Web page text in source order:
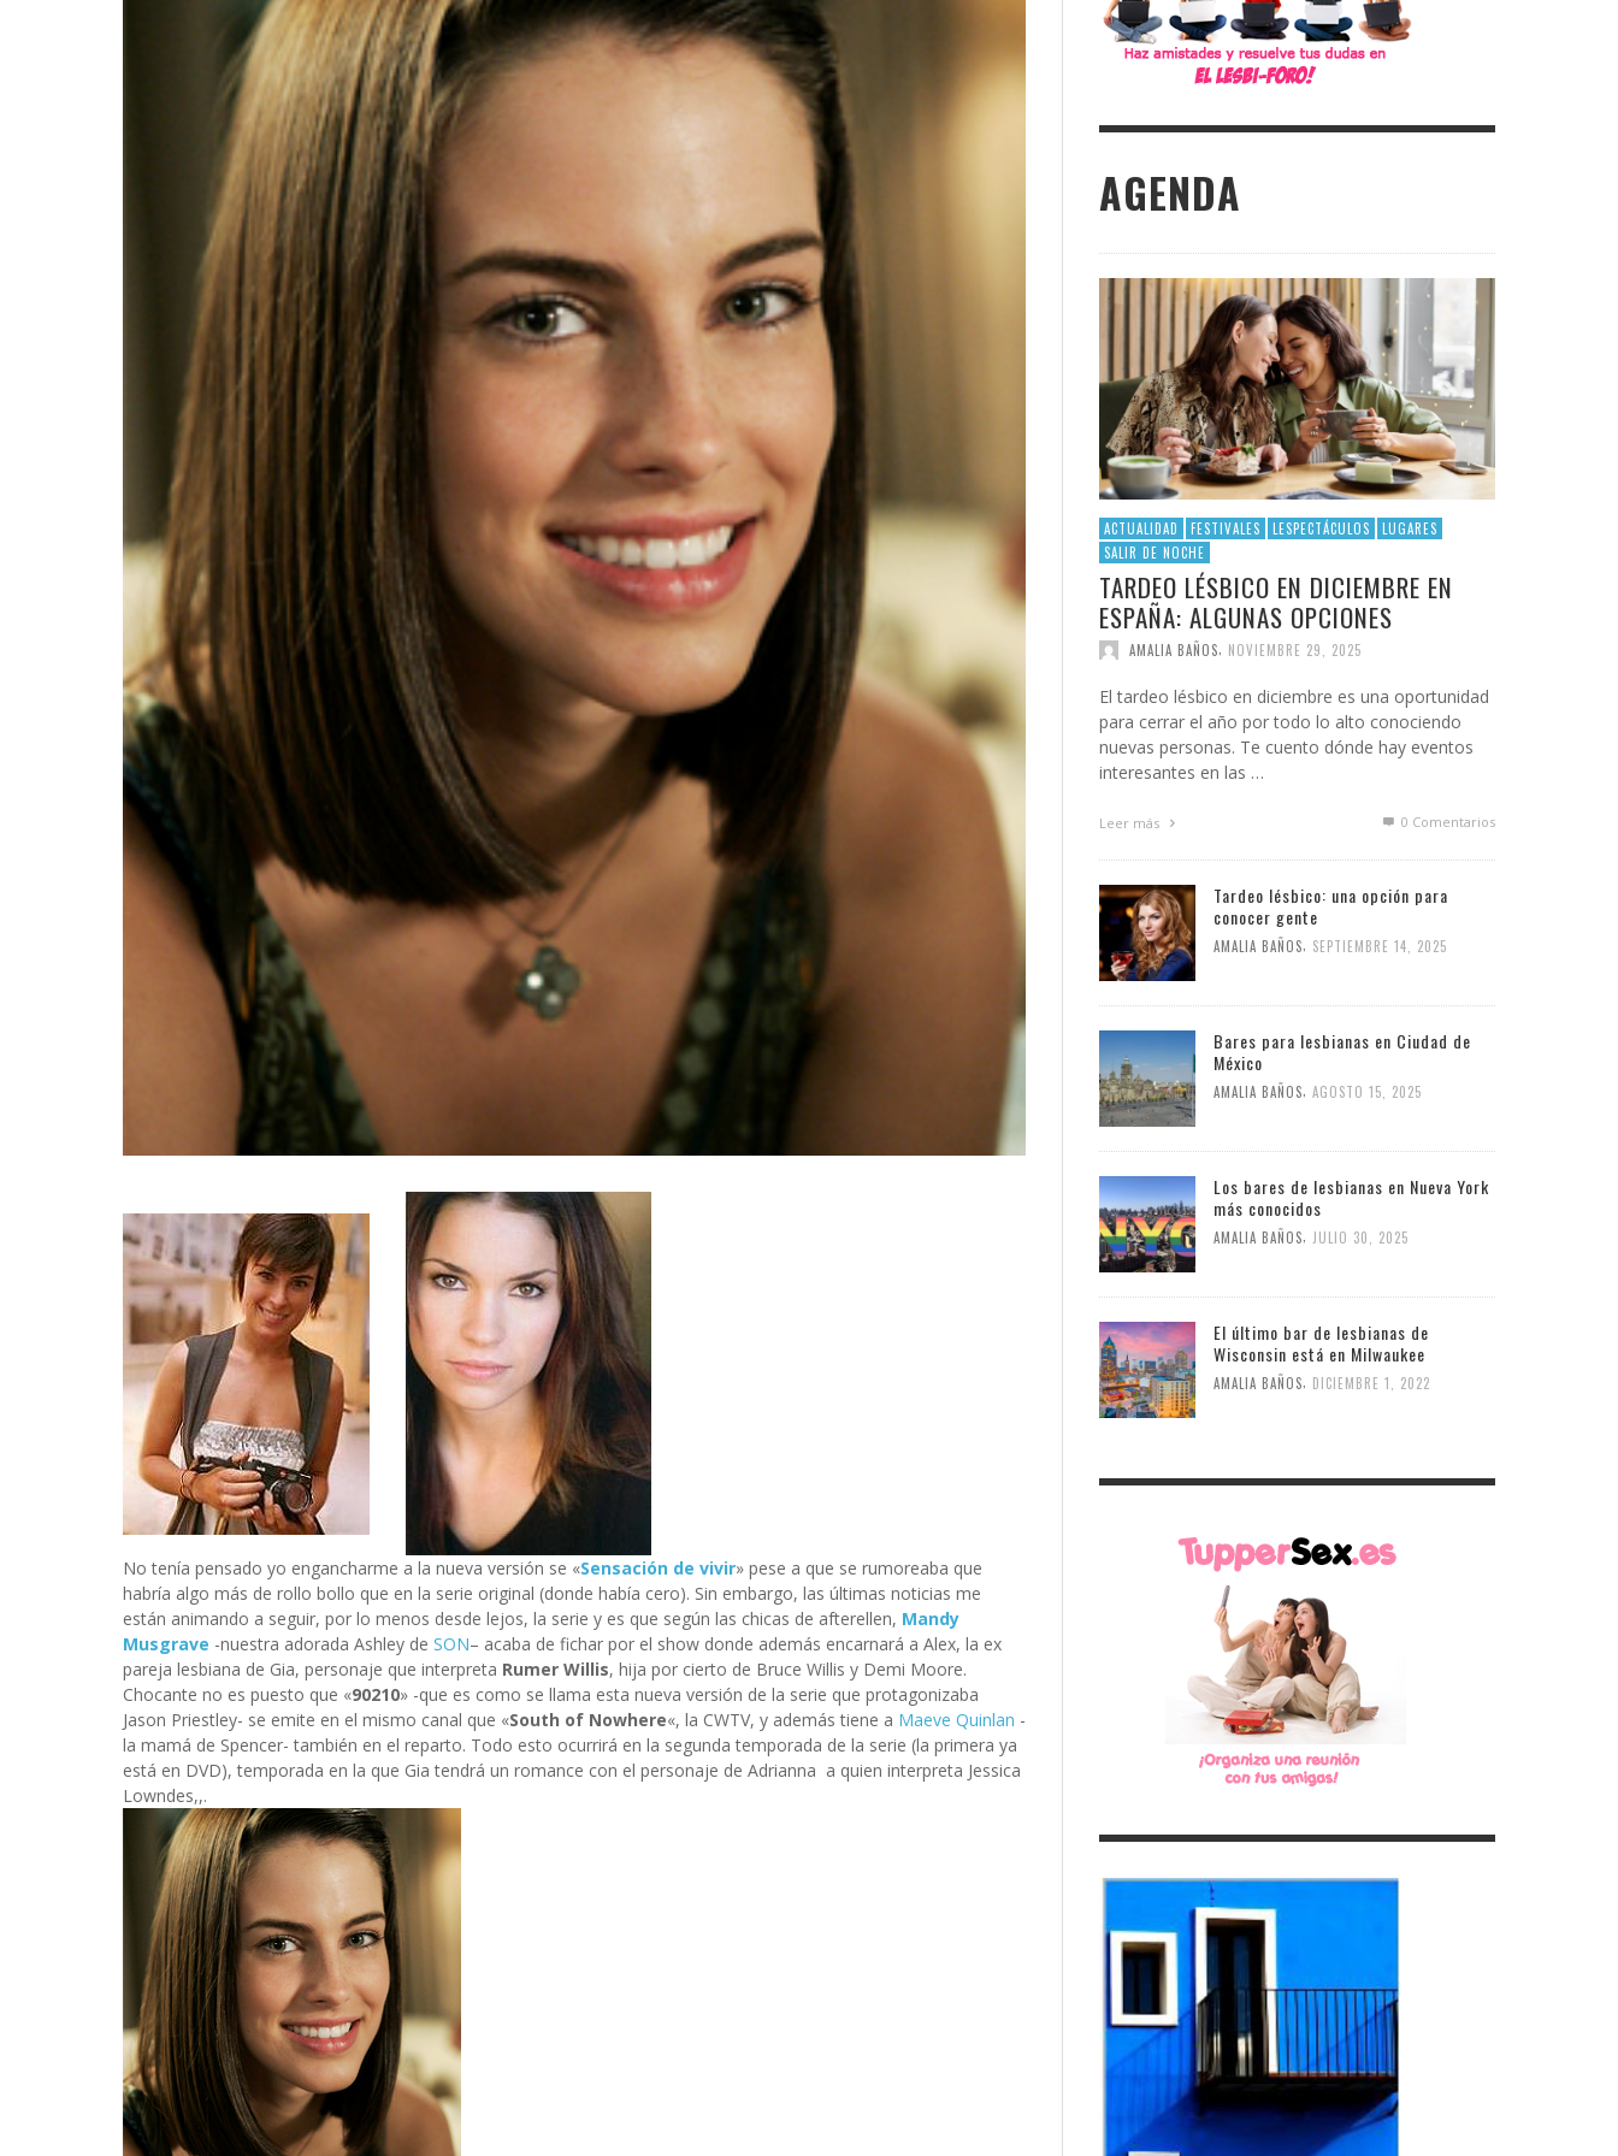
No tenía pensado yo engancharme a la nueva versión se «Sensación de vivir» pese a que se rumoreaba que
habría algo más de rollo bollo que en la serie original (donde había cero). Sin embargo, las últimas noticias me
están animando a seguir, por lo menos desde lejos, la serie y es que según las chicas de afterellen, Mandy
Musgrave -nuestra adorada Ashley de SON– acaba de fichar por el show donde además encarnará a Alex, la ex
pareja lesbiana de Gia, personaje que interpreta Rumer Willis, hija por cierto de Bruce Willis y Demi Moore.
Chocante no es puesto que «90210» -que es como se llama esta nueva versión de la serie que protagonizaba
Jason Priestley- se emite en el mismo canal que «South of Nowhere«, la CWTV, y además tiene a Maeve Quinlan -
la mamá de Spencer- también en el reparto. Todo esto ocurrirá en la segunda temporada de la serie (la primera ya
está en DVD), temporada en la que Gia tendrá un romance con el personaje de Adrianna a quien interpreta Jessica
Lowndes,,.
AGENDA
ACTUALIDAD FESTIVALES LESPECTÁCULOS
LUGARES
SALIR DE NOCHE
TARDEO LÉSBICO EN DICIEMBRE EN
ESPAÑA: ALGUNAS OPCIONES
AMALIA BAÑOS, NOVIEMBRE 29, 2025
El tardeo lésbico en diciembre es una oportunidad
para cerrar el año por todo lo alto conociendo
nuevas personas. Te cuento dónde hay eventos
interesantes en las …
Leer más 0 Comentarios
Tardeo lésbico: una opción para
conocer gente
AMALIA BAÑOS SEPTIEMBRE 14, 2025
Bares para lesbianas en Ciudad de
México
AMALIA BAÑOS AGOSTO 15, 2025
Los bares de lesbianas en Nueva York
más conocidos
AMALIA BAÑOS JULIO 30, 2025
El último bar de lesbianas de
Wisconsin está en Milwaukee
AMALIA BAÑOS DICIEMBRE 1, 2022